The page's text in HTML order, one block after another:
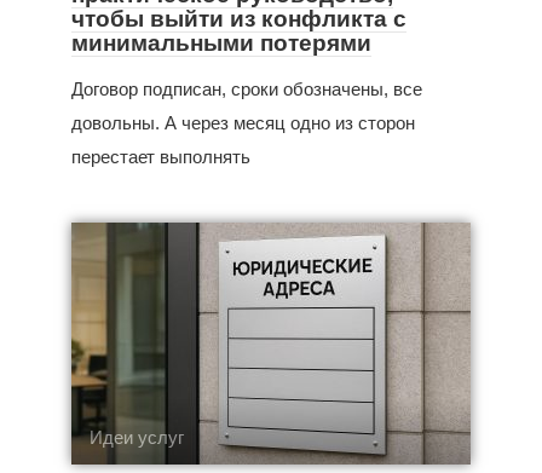
чтобы выйти из конфликта с
минимальными потерями
Договор подписан, сроки обозначены, все
довольны. А через месяц одно из сторон
перестает выполнять
Идеи услуг